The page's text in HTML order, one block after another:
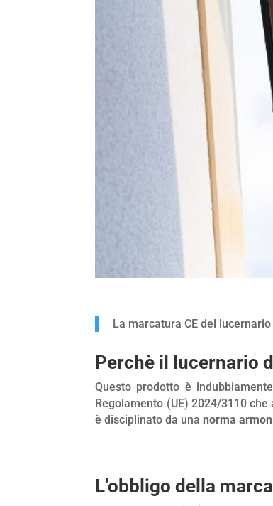
La marcatura CE del
Perchè il lucernario
Questo prodotto è
Regolamento (UE) 2024/3110
è disciplinato da unanorma
L’obbligo della